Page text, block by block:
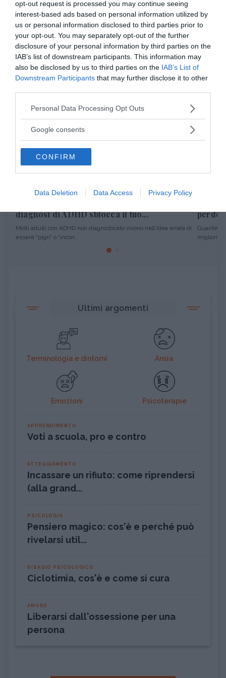
opt-out request is processed you may continue seeing
interest-based ads based on personal information utilized by
us or personal information disclosed to third parties prior to
your opt-out. You may separately opt-out of the further
disclosure of your personal information by third parties on the
IAB’s list of downstream participants. This information may
also be disclosed by us to third parties on the IAB’s List of
Downstream Participants that may further disclose it to other
Please note that this website/app uses one or more Google
not limited to your visit or usage behaviour. You may click to
use your data for below specified purposes in below Google
consent section.
Personal Data Processing Opt Outs
Google consents
CONFIRM
Data Deletion Data Access Privacy Policy
Il gruppo dei pari e la sua funzione
nell'adolescenza
Fonte immagine: Micah Taylor
da: CRESCITA PERSONALE EMOZIONI
diagnosi di ADHD sblocca il tuo...
Molti adulti con ADHD non diagnosticato vivono nell'idea errata di
essere "pigri" o "incon...
Quante
migliori
Ultimi argomenti
Terminologia e dintorni Ansia
Emozioni Psicoterapie
APPRENDIMENTO
Voti a scuola, pro e contro
ATTEGGIAMENTO
Incassare un rifiuto: come riprendersi
(alla grand...
PSICOLOGIA
Pensiero magico: cos'è e perché può
rivelarsi util...
DISAGIO PSICOLOGICO
Ciclotimia, cos'è e come si cura
AMORE
Liberarsi dall'ossessione per una
persona